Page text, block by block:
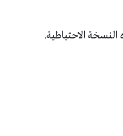
الاحتياطية.